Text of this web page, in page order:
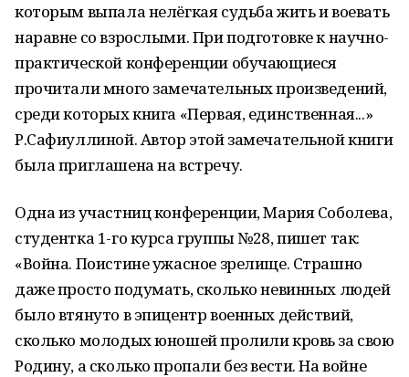
которым выпала нелёгкая судьба жить и воевать
наравне со взрослыми. При подготовке к научно-
практической конференции обучающиеся
прочитали много замечательных произведений,
среди которых книга «Первая, единственная...»
Р.Сафиуллиной. Автор этой замечательной книги
была приглашена на встречу.
Одна из участниц конференции, Мария Соболева,
студентка 1-го курса группы №28, пишет так:
«Война. Поистине ужасное зрелище. Страшно
даже просто подумать, сколько невинных людей
было втянуто в эпицентр военных действий,
сколько молодых юношей пролили кровь за свою
Родину, а сколько пропали без вести. На войне